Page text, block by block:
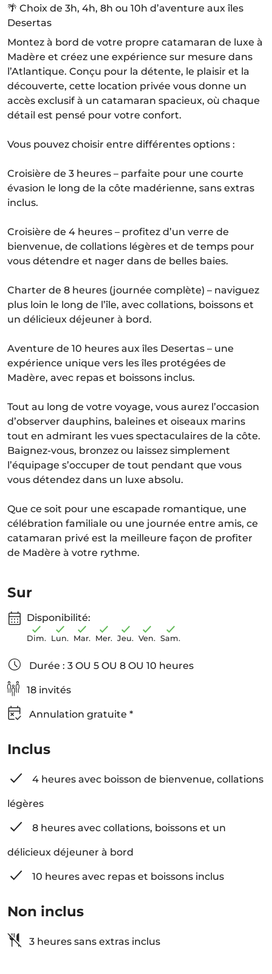
🌴 Choix de 3h, 4h, 8h ou 10h d’aventure aux îles
Desertas
Montez à bord de votre propre catamaran de luxe à
Madère et créez une expérience sur mesure dans
l’Atlantique. Conçu pour la détente, le plaisir et la
découverte, cette location privée vous donne un
accès exclusif à un catamaran spacieux, où chaque
détail est pensé pour votre confort.
Vous pouvez choisir entre différentes options :
Croisière de 3 heures – parfaite pour une courte
évasion le long de la côte madérienne, sans extras
inclus.
Croisière de 4 heures – profitez d’un verre de
bienvenue, de collations légères et de temps pour
vous détendre et nager dans de belles baies.
Charter de 8 heures (journée complète) – naviguez
plus loin le long de l’île, avec collations, boissons et
un délicieux déjeuner à bord.
Aventure de 10 heures aux îles Desertas – une
expérience unique vers les îles protégées de
Madère, avec repas et boissons inclus.
Tout au long de votre voyage, vous aurez l’occasion
d’observer dauphins, baleines et oiseaux marins
tout en admirant les vues spectaculaires de la côte.
Baignez-vous, bronzez ou laissez simplement
l’équipage s’occuper de tout pendant que vous
vous détendez dans un luxe absolu.
Que ce soit pour une escapade romantique, une
célébration familiale ou une journée entre amis, ce
catamaran privé est la meilleure façon de profiter
de Madère à votre rythme.
Sur
Disponibilité:
Dim. Lun. Mar. Mer. Jeu. Ven. Sam.
Durée : 3 OU 5 OU 8 OU 10 heures
18 invités
Annulation gratuite *
Inclus
4 heures avec boisson de bienvenue, collations
légères
8 heures avec collations, boissons et un
délicieux déjeuner à bord
10 heures avec repas et boissons inclus
Non inclus
3 heures sans extras inclus